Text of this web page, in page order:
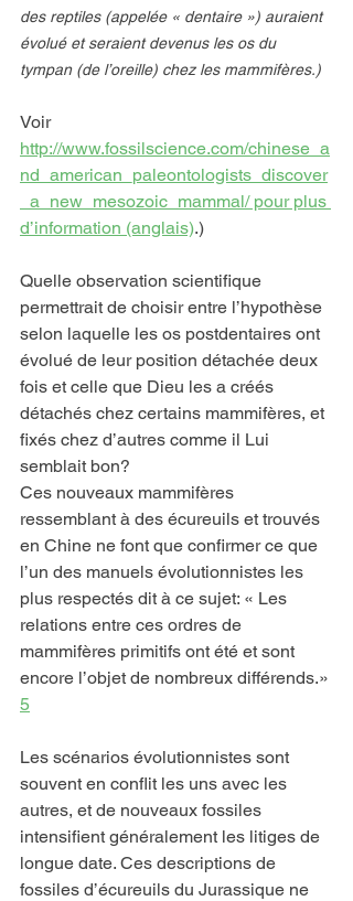
des reptiles (appelée « dentaire ») auraient
évolué et seraient devenus les os du
tympan (de l’oreille) chez les mammifères.)
Voir
http://www.fossilscience.com/chinese_a
nd_american_paleontologists_discover
_a_new_mesozoic_mammal/ pour plus
d’information (anglais).)
Quelle observation scientifique
permettrait de choisir entre l’hypothèse
selon laquelle les os postdentaires ont
évolué de leur position détachée deux
fois et celle que Dieu les a créés
détachés chez certains mammifères, et
fixés chez d’autres comme il Lui
semblait bon?
Ces nouveaux mammifères
ressemblant à des écureuils et trouvés
en Chine ne font que confirmer ce que
l’un des manuels évolutionnistes les
plus respectés dit à ce sujet: « Les
relations entre ces ordres de
mammifères primitifs ont été et sont
encore l’objet de nombreux différends.»
5
Les scénarios évolutionnistes sont
souvent en conflit les uns avec les
autres, et de nouveaux fossiles
intensifient généralement les litiges de
longue date. Ces descriptions de
fossiles d’écureuils du Jurassique ne